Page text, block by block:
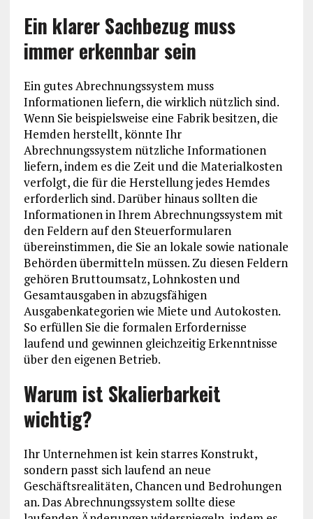
Ein klarer Sachbezug muss
immer erkennbar sein
Ein gutes Abrechnungssystem muss
Informationen liefern, die wirklich nützlich sind.
Wenn Sie beispielsweise eine Fabrik besitzen, die
Hemden herstellt, könnte Ihr
Abrechnungssystem nützliche Informationen
liefern, indem es die Zeit und die Materialkosten
verfolgt, die für die Herstellung jedes Hemdes
erforderlich sind. Darüber hinaus sollten die
Informationen in Ihrem Abrechnungssystem mit
den Feldern auf den Steuerformularen
übereinstimmen, die Sie an lokale sowie nationale
Behörden übermitteln müssen. Zu diesen Feldern
gehören Bruttoumsatz, Lohnkosten und
Gesamtausgaben in abzugsfähigen
Ausgabenkategorien wie Miete und Autokosten.
So erfüllen Sie die formalen Erfordernisse
laufend und gewinnen gleichzeitig Erkenntnisse
über den eigenen Betrieb.
Warum ist Skalierbarkeit
wichtig?
Ihr Unternehmen ist kein starres Konstrukt,
sondern passt sich laufend an neue
Geschäftsrealitäten, Chancen und Bedrohungen
an. Das Abrechnungssystem sollte diese